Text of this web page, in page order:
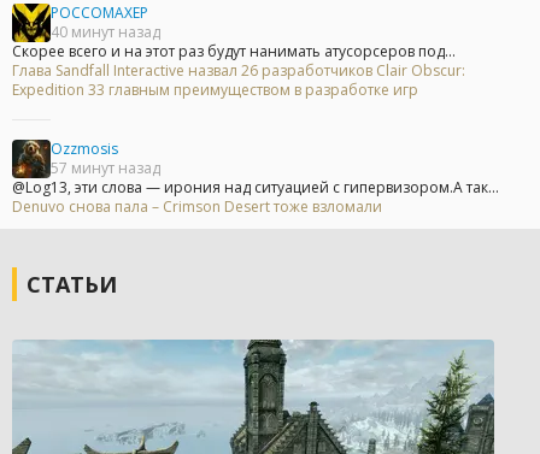
POCCOMAXEP
40 минут назад
Скорее всего и на этот раз будут нанимать атусорсеров под...
Глава Sandfall Interactive назвал 26 разработчиков Clair Obscur:
Expedition 33 главным преимуществом в разработке игр
Ozzmosis
57 минут назад
@Log13, эти слова — ирония над ситуацией с гипервизором.А так...
Denuvo снова пала – Crimson Desert тоже взломали
СТАТЬИ